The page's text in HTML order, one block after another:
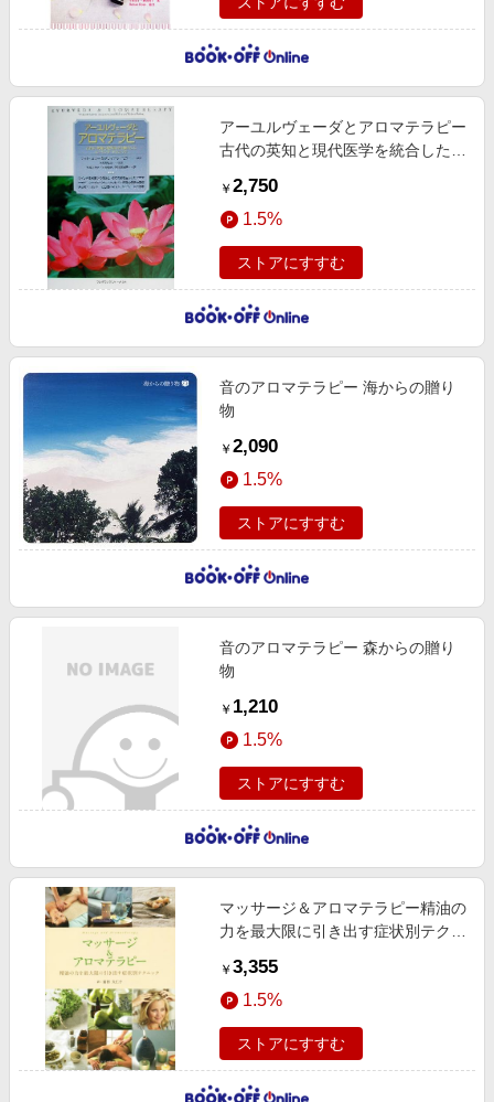
アーユルヴェーダとアロマテラピー
古代の英知と現代医学を統合したヒ
￥ 2,750
1.5%
ストアにすすむ
音のアロマテラピー 海からの贈り
物
￥ 2,090
1.5%
ストアにすすむ
音のアロマテラピー 森からの贈り
物
￥ 1,210
1.5%
ストアにすすむ
マッサージ＆アロマテラピー精油の
力を最大限に引き出す症状別テクニ
￥ 3,355
1.5%
ストアにすすむ